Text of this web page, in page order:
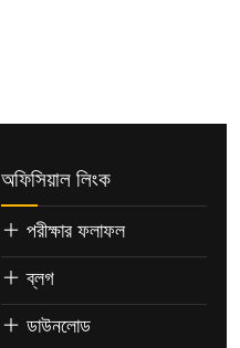
অফিসিয়াল লিংক
পরীক্ষার ফলাফল
ব্লগ
ডাউনলোড